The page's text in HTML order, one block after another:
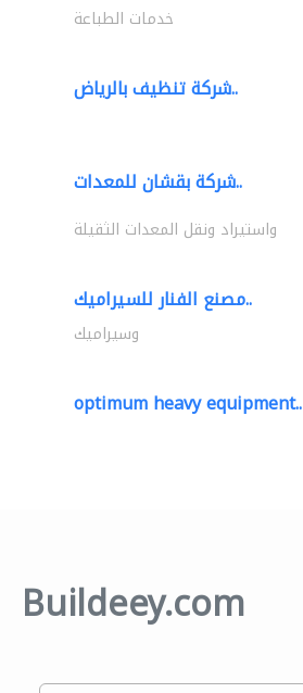
خدمات الطباعة
شركة تنظيف بالرياض..
شركة بقشان للمعدات..
واستيراد ونقل المعدات الثقيلة
مصنع الفنار للسيراميك..
وسيراميك
optimum heavy equipment..
Buildeey.com